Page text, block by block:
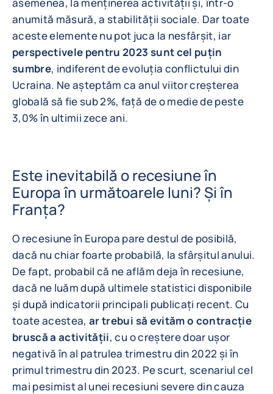
anumită măsură, a stabilității sociale. Dar toate
aceste elemente nu pot juca la nesfârșit, iar
perspectivele pentru 2023 sunt cel puțin
sumbre, indiferent de evoluția conflictului din
Ucraina. Ne așteptăm ca anul viitor creșterea
globală să fie sub 2%, față de o medie de peste
3,0% în ultimii zece ani.
Este inevitabilă o recesiune în
Europa în următoarele luni? Și în
Franța?
O recesiune în Europa pare destul de posibilă,
dacă nu chiar foarte probabilă, la sfârșitul anului.
De fapt, probabil că ne aflăm deja în recesiune,
dacă ne luăm după ultimele statistici disponibile
și după indicatorii principali publicați recent. Cu
toate acestea,ar trebui să evităm o contracție
bruscă a activității, cu o creștere doar ușor
negativă în al patrulea trimestru din 2022 și în
primul trimestru din 2023. Pe scurt, scenariul cel
mai pesimist al unei recesiuni severe din cauza